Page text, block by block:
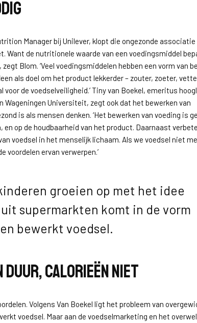
Manager bij Unilever, klopt die ongezonde
Want de nutritionele waarde van een voedingsmiddel
Blom. ‘Veel voedingsmiddelen hebben een vorm van
als doel om het product lekkerder – zouter, zoeter,
de voedselveiligheid.’ Tiny van Boekel, emeritus
Wageningen Universiteit, zegt ook dat het bewerken van
is als mensen denken. ‘Het bewerken van voeding is
op de houdbaarheid van het product. Daarnaast
voedsel in het menselijk lichaam. Als we voedsel niet
voordelen ervan verwerpen.’
groeien op met het idee
supermarkten komt in de vorm
bewerkt voedsel.
calorieën niet
Volgens Van Boekel ligt het probleem van
voedsel. Maar aan de voedselmarketing en het